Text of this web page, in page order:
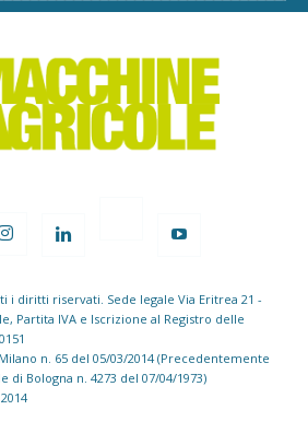
i diritti riservati. Sede legale Via Eritrea 21 -
Partita IVA e Iscrizione al Registro delle
n. 65 del 05/03/2014 (Precedentemente
di Bologna n. 4273 del 07/04/1973)